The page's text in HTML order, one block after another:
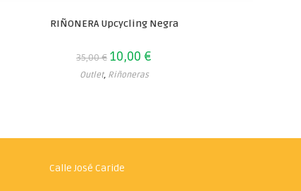
RIÑONERA Upcycling Negra
35,00€ 10,00 €
Outlet, Riñoneras
Calle José Caride